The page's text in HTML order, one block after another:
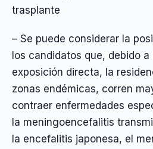
trasplante
– Se puede considerar la
los candidatos que, debido a
exposición directa, la
zonas endémicas, corren
contraer enfermedades
la meningoencefalitis
la encefalitis japonesa, el